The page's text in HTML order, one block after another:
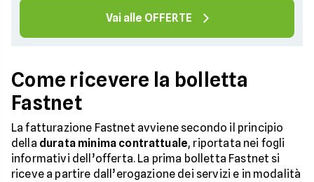
Vai alle OFFERTE
Come ricevere la bolletta
Fastnet
La fatturazione Fastnet avviene secondo il principio
della durata minima contrattuale, riportata nei fogli
informativi dell’offerta. La prima bolletta Fastnet si
riceve a partire dall’erogazione dei servizi e in modalità